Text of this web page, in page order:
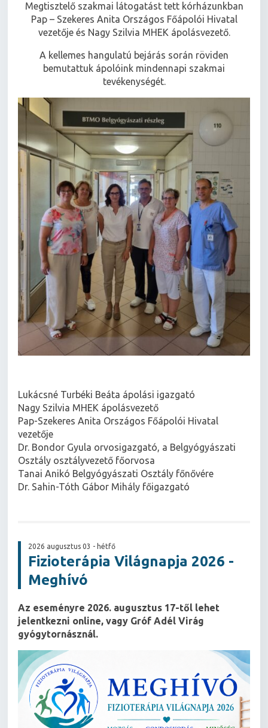
Megtisztelő szakmai látogatást tett kórházunkban
Pap – Szekeres Anita Országos Főápolói Hivatal
vezetője és Nagy Szilvia MHEK ápolásvezető.
A kellemes hangulatú bejárás során röviden
bemutattuk ápolóink mindennapi szakmai
tevékenységét.
Lukácsné Turbéki Beáta ápolási igazgató
Nagy Szilvia MHEK ápolásvezető
Pap-Szekeres Anita Országos Főápolói Hivatal
vezetője
Dr. Bondor Gyula orvosigazgató, a Belgyógyászati
Osztály osztályvezető főorvosa
Tanai Anikó Belgyógyászati Osztály főnővére
Dr. Sahin-Tóth Gábor Mihály főigazgató
2026 augusztus 03 - hétfő
Fizioterápia Világnapja 2026 -
Meghívó
Az eseményre 2026. augusztus 17-től lehet
jelentkezni online, vagy Gróf Adél Virág
gyógytornásznál.